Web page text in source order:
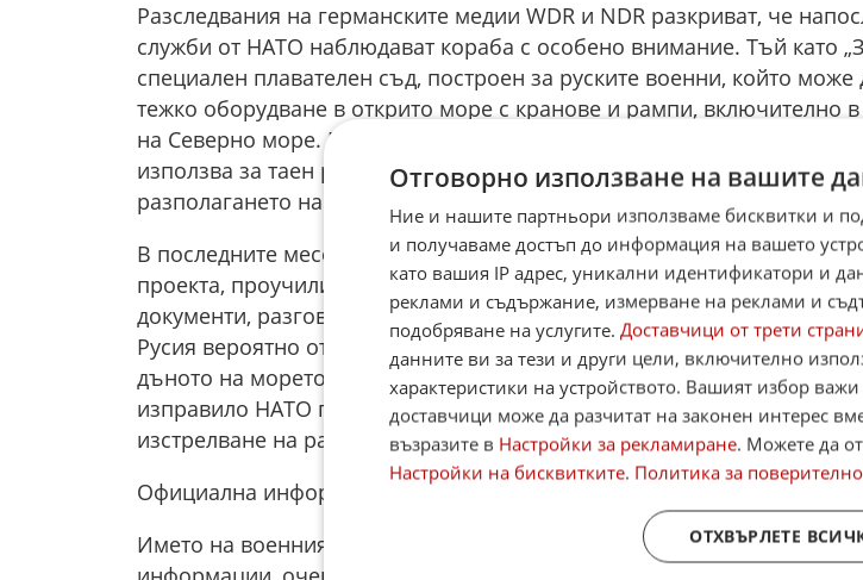
Разследвания на германските медии WDR и NDR разкриват, че
служби от НАТО наблюдават кораба с особено внимание. Тъй като
специален плавателен съд, построен за руските военни, който може
тежко оборудване в открито море с кранове и рампи, включително
на Северно море. Представителите на тайните служби смятат, че
използва за таен руски военен проект с името "Скити" - вероятно
разполагането на ядрени ракети на морското дъно.
В последните месеци германските журналисти са направили
проекта, проучили са сателитни снимки, руски научни данни и
документи, разговаряли са с военни и експерти. На тази база стигат
Русия вероятно от години работи по разполагането на балистични
дъното на морето по непознат досега начин. А в случай на война
изправило НАТО пред предизвикателства - тъй като скритите под
изстрелване на ракетите почти не биха могли да бъдат открити и
Официална информация почти няма
Името на военния проект, за който до момента почти няма
Отговорно използване на вашите
Ние и нашите партньори използваме бисквитки и
и получаваме достъп до информация на вашето
като вашия IP адрес, уникални идентификатори и
реклами и съдържание, измерване на реклами и
подобряване на услугите. Доставчици от трети
данните ви за тези и други цели, включително
характеристики на устройството. Вашият избор
доставчици може да разчитат на законен интерес
възразите в Настройки за рекламиране. Можете да
Настройки на бисквитките. Политика за
ОТХВЪРЛЕТЕ